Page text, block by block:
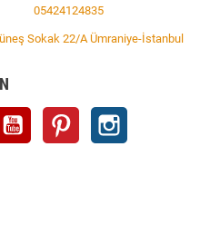
05424124835
Sokak 22/A Ümraniye-İstanbul
YouTube Pinterest